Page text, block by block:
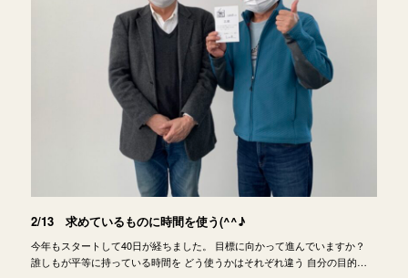
2/13 求めているものに時間を使う(^^♪
今年もスタートして40日が経ちました。 目標に向かって進んでいますか？
誰しもが平等に持っている時間を どう使うかはそれぞれ違う 自分の目的…